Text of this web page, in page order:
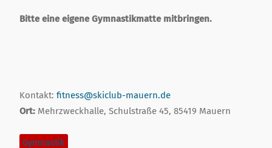
Bitte eine eigene Gymnastikmatte mitbringen.
Kontakt: fitness@skiclub-mauern.de
Ort: Mehrzweckhalle, Schulstraße 45, 85419 Mauern
Gymnastik